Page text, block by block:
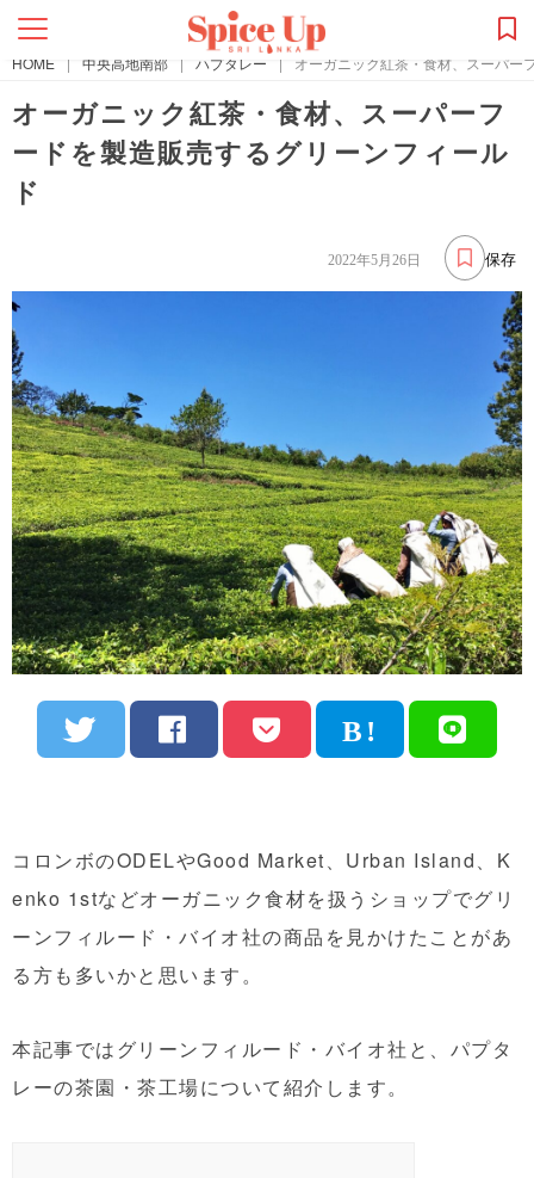
HOME | 中央高地南部 | ハプタレー | オーガニック紅茶・食材、スーパー
オーガニック紅茶・食材、スーパーフ
ードを製造販売するグリーンフィール
ド
保存
2022年5月26日
コロンボのODELやGood Market、Urban Island、K
enko 1stなどオーガニック食材を扱うショップでグリ
ーンフィルード・バイオ社の商品を見かけたことがあ
る方も多いかと思います。
本記事ではグリーンフィルード・バイオ社と、パプタ
レーの茶園・茶工場について紹介します。